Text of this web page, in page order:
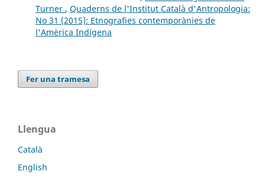
Turner , Quaderns de l'Institut Català d'Antropologia:
No 31 (2015): Etnografies contemporànies de
l'Amèrica Indígena
Fer una tramesa
Llengua
Català
English